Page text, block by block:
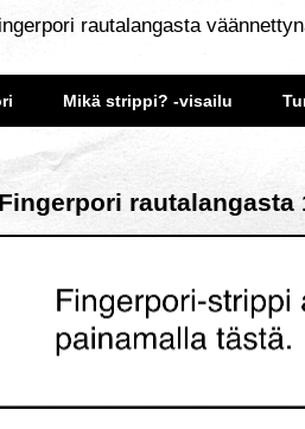
rautalangasta
Mikä strippi? -visailu
rautalangasta